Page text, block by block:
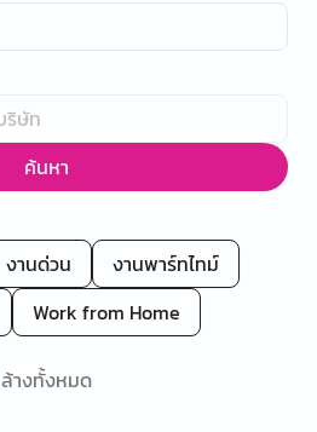
ค้นหา
งานด่วน
งานพาร์ทไทม์
Work from Home
ล้างทั้งหมด